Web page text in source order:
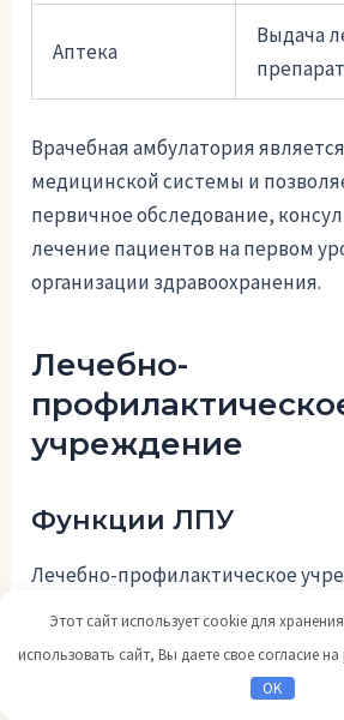
Аптека
Выдача
Врачебная амбулатория
медицинской системы и
первичное обследование,
лечение пациентов на первом
организации здравоохранения.
Лечебно-
учреждение
Функции ЛПУ
Лечебно-профилактическое
выполняет несколько основных
Проведение
Этот сайт использует cookie для
использовать сайт, Вы даете свое согласие
OK